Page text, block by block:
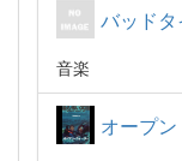
バッドタ
音楽
オープ